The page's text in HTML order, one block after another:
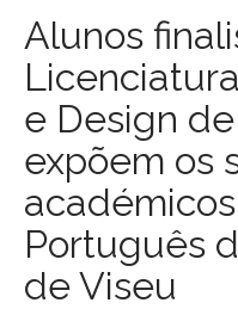
Alunos
e Design
expõem os
Português
de Viseu